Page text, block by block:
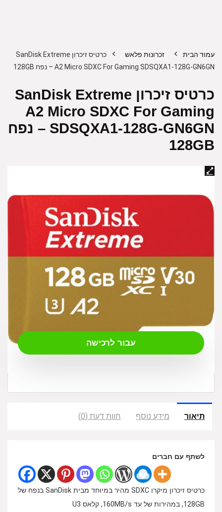
עמוד הבית זכרונות פלאש
כרטיס זיכרון SanDisk Extreme
A2 Micro SDXC For Gaming SDSQXA1-128G-GN6GN – נפח 128GB
כרטיס זיכרון SanDisk Extreme
A2 Micro SDXC For Gaming
SDSQXA1-128G-GN6GN – נפח
128GB
עבור לרכישה
תיאור מידע נוסף חוות דעת (0)
לשתף עם חברים
כרטיס זיכרון מיקרו SDXC מהיר במיוחד מבית SanDisk בנפח של
128GB, במהירות של עד 160MB/s, קלאס U3